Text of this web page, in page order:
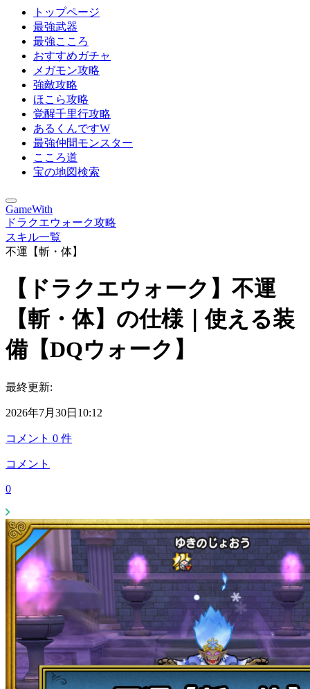
トップページ
最強武器
最強こころ
おすすめガチャ
メガモン攻略
強敵攻略
ほこら攻略
覚醒千里行攻略
あるくんですW
最強仲間モンスター
こころ道
宝の地図検索
GameWith
ドラクエウォーク攻略
スキル一覧
不運【斬・体】
【ドラクエウォーク】不運
【斬・体】の仕様｜使える装
備【DQウォーク】
最終更新:
2026年7月30日10:12
コメント 0 件
コメント
0